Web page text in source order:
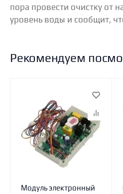
пора провести очистку от
уровень воды и сообщит,
Рекомендуем
Модуль электронный